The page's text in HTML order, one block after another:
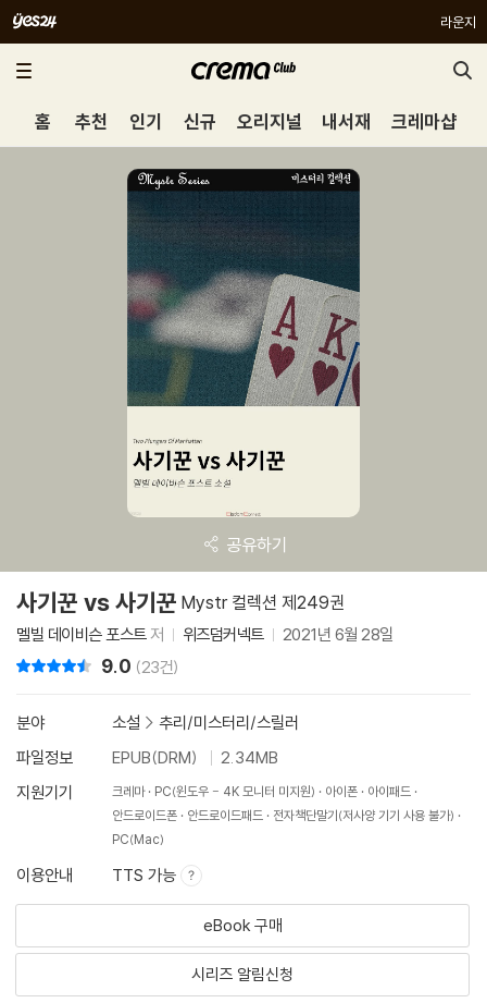
라운지
홈 추천 인기 신규 오리지널 내서재 크레마샵
공유하기
사기꾼 vs 사기꾼 Mystr 컬렉션 제249권
멜빌 데이비슨 포스트저 위즈덤커넥트 2021년 6월 28일
9.0 (23건)
분야 소설 > 추리/미스터리/스릴러
파일정보
EPUB(DRM)
2.34MB
지원기기
크레마 PC(윈도우 - 4K 모니터 미지원) 아이폰
아이패드
안드로이드폰
안드로이드패드
전자책단말기(저사양 기기 사용 불가)
PC(Mac)
이용안내 TTS 가능
eBook 구매
시리즈 알림신청